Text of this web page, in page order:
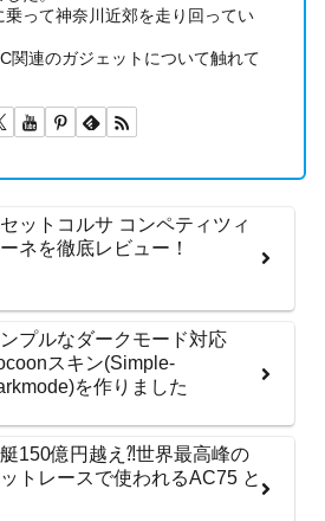
って神奈川近郊を走り回ってい
関連のガジェットについて触れて
ットコルサ コンペティツィ
ネを徹底レビュー！
プルなダークモード対応
スキン(Simple-
を作りました
150億円越え⁈世界最高峰の
トレースで使われるAC75 と